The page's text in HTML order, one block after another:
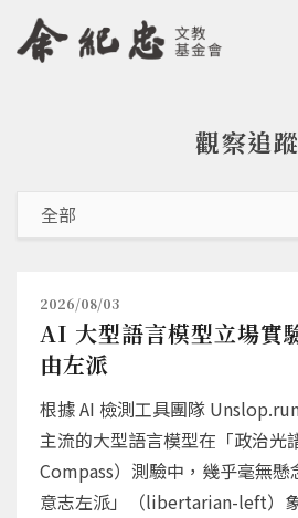
Jump to
Jump to Main
觀察追蹤
2026/08/03
AI 大型語言模型立場實
由左派
根據 AI 檢測工具團隊
主流的大型語言模型在「政治
Compass）測驗中，幾乎毫無懸
意志左派」（libertarian-left）